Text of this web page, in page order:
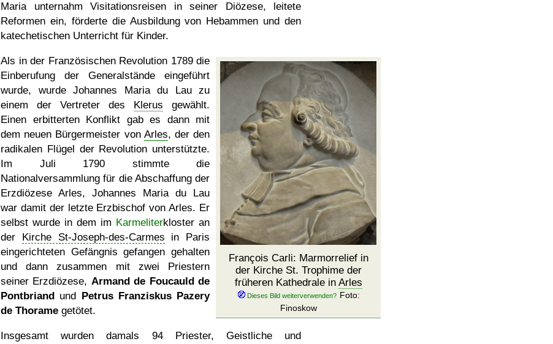
Maria unternahm Visitationsreisen in seiner Diözese, leitete
Reformen ein, förderte die Ausbildung von Hebammen und den
katechetischen Unterricht für Kinder.
François Carli: Marmorrelief in
der Kirche St. Trophime der
früheren Kathedrale in Arles
Foto:
Finoskow
Als in der Französischen Revolution 1789 die
Einberufung der Generalstände eingeführt
wurde, wurde Johannes Maria du Lau zu
einem der Vertreter des Klerus gewählt.
Einen erbitterten Konflikt gab es dann mit
dem neuen Bürgermeister von Arles, der den
radikalen Flügel der Revolution unterstützte.
Im Juli 1790 stimmte die
Nationalversammlung für die Abschaffung der
Erzdiözese Arles, Johannes Maria du Lau
war damit der letzte Erzbischof von Arles. Er
selbst wurde in dem im Karmeliterkloster an
der Kirche St-Joseph-des-Carmes in Paris
eingerichteten Gefängnis gefangen gehalten
und dann zusammen mit zwei Priestern
seiner Erzdiözese, Armand de Foucauld de
Pontbriand und Petrus Franziskus Pazery
de Thorame getötet.
Insgesamt wurden damals 94 Priester, Geistliche und